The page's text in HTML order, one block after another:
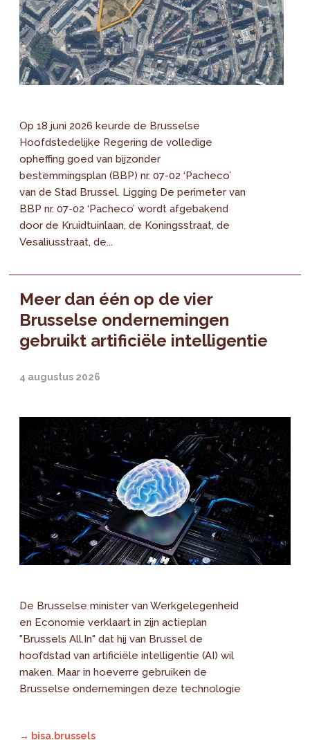
Op 18 juni 2026 keurde de Brusselse
Hoofdstedelijke Regering de volledige
opheffing goed van bijzonder
bestemmingsplan (BBP) nr. 07-02 ‘Pacheco’
van de Stad Brussel. Ligging De perimeter van
BBP nr. 07-02 ‘Pacheco’ wordt afgebakend
door de Kruidtuinlaan, de Koningsstraat, de
Vesaliusstraat, de...
Meer dan één op de vier
Brusselse ondernemingen
gebruikt artificiële intelligentie
4 augustus 2026
De Brusselse minister van Werkgelegenheid
en Economie verklaart in zijn actieplan
"Brussels All.In" dat hij van Brussel de
hoofdstad van artificiële intelligentie (AI) wil
maken. Maar in hoeverre gebruiken de
Brusselse ondernemingen deze technologie
→ bisa.brussels